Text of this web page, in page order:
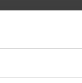
porkkanat ja
suolalla
joukkoon